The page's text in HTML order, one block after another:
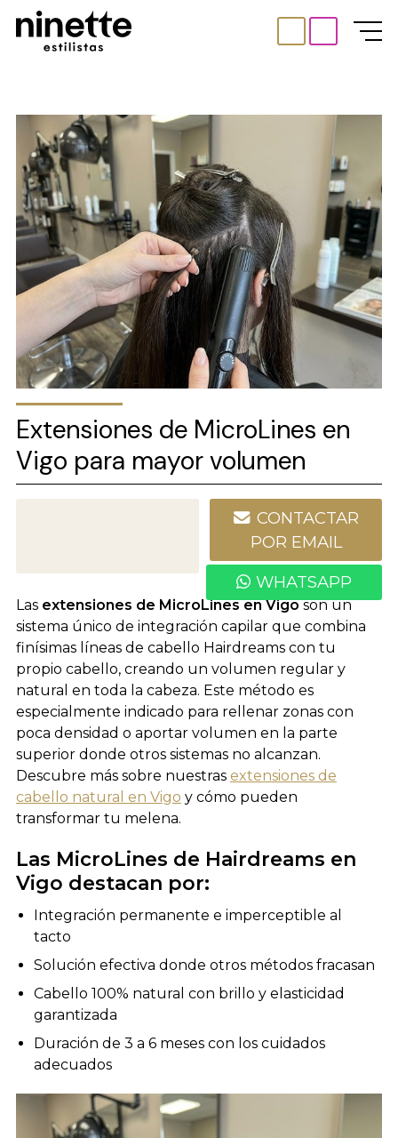
Extensiones de MicroLines en
Vigo para mayor volumen
986 227 828
CONTACTAR
POR EMAIL
WHATSAPP
Las extensiones de MicroLines en Vigoson un
sistema único de integración capilar que combina
finísimas líneas de cabello Hairdreams con tu
propio cabello, creando un volumen regular y
natural en toda la cabeza. Este método es
especialmente indicado para rellenar zonas con
poca densidad o aportar volumen en la parte
superior donde otros sistemas no alcanzan.
Descubre más sobre nuestras extensiones de
cabello natural en Vigo y cómo pueden
transformar tu melena.
Las MicroLines de Hairdreams en
Vigo destacan por:
Integración permanente e imperceptible al
tacto
Solución efectiva donde otros métodos fracasan
Cabello 100% natural con brillo y elasticidad
garantizada
Duración de 3 a 6 meses con los cuidados
adecuados